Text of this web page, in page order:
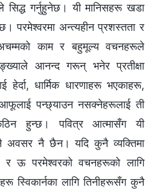
सिद्ध गर्नुहुनेछ। यी मानिसहरू खडा
परमेश्‍वरमा अन्त्यहीन प्रशस्तता र
काम र बहुमूल्य वचनहरूले
आनन्द गरून् भनेर प्रतीक्षा
धार्मिक धारणाहरू भएकाहरू,
पन्छ्याउन नसक्नेहरूलाई ती
हुन्छ। पवित्र आत्मासँग यी
अवसर नै छैन। यदि कुनै व्यक्तिमा
ऊ परमेश्‍वरको वचनहरूको लागि
स्विकार्नका लागि तिनीहरूसँग कुनै